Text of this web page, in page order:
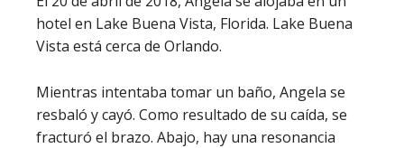
hotel en Lake Buena Vista, Florida. Lake Buena
Vista está cerca de Orlando.
Mientras intentaba tomar un baño, Angela se
resbaló y cayó. Como resultado de su caída, se
fracturó el brazo. Abajo, hay una resonancia